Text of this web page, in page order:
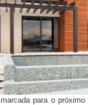
para o próximo